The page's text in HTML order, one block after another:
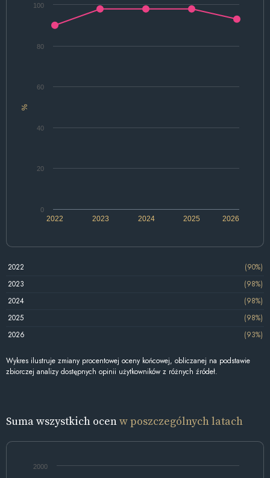
%
2022 2024 2026
2023 2025
0
20
40
60
80
100
2022
(90%)
2023
(98%)
2024
(98%)
2025
(98%)
2026
(93%)
Wykres ilustruje zmiany procentowej oceny końcowej, obliczanej na podstawie
zbiorczej analizy dostępnych opinii użytkowników z różnych źródeł.
Suma wszystkich ocenw poszczególnych latach
2000